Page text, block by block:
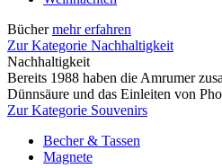
Büchermehr erfahren
Zur Kategorie Nachhaltigkeit
Nachhaltigkeit
Bereits 1988 haben die Amrumer
Dünnsäure und das Einleiten von
Zur Kategorie Souvenirs
Becher & Tassen
Magnete